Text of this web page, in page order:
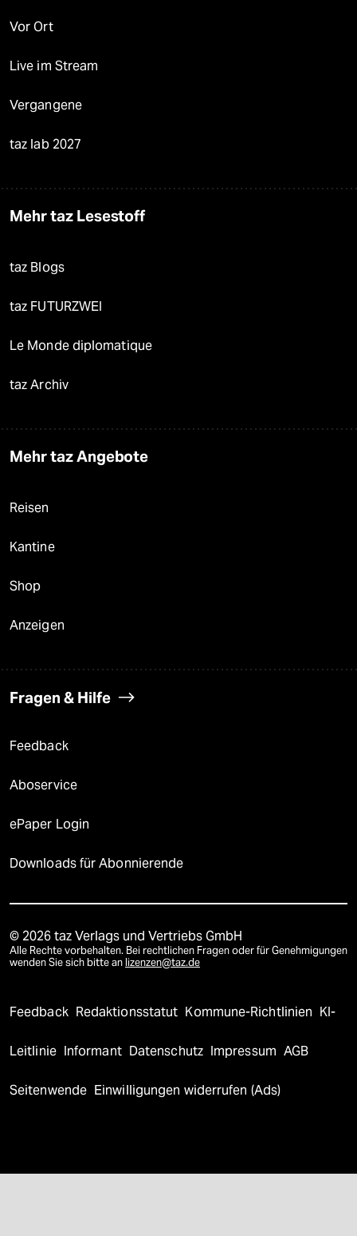
Vor Ort
Live im Stream
Vergangene
taz lab 2027
Mehr taz Lesestoff
taz Blogs
taz FUTURZWEI
Le Monde diplomatique
taz Archiv
Mehr taz Angebote
Reisen
Kantine
Shop
Anzeigen
Fragen & Hilfe
Feedback
Aboservice
ePaper Login
Downloads für Abonnierende
© 2026 taz Verlags und Vertriebs GmbH
Alle Rechte vorbehalten. Bei rechtlichen Fragen oder für Genehmigungen
wenden Sie sich bitte an lizenzen@taz.de
Feedback Redaktionsstatut Kommune-Richtlinien KI-
Leitlinie Informant Datenschutz Impressum AGB
Seitenwende Einwilligungen widerrufen (Ads)